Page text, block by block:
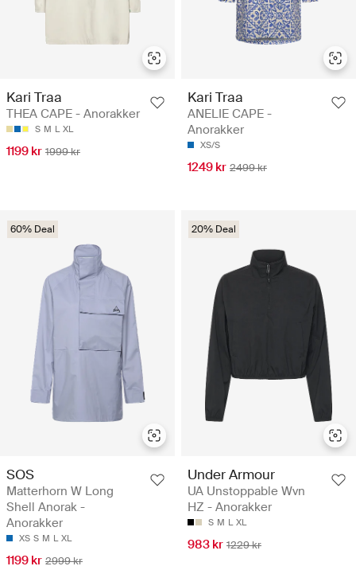
Kari Traa
THEA CAPE - Anorakker
S M L XL
1199 kr 1999 kr
Kari Traa
ANELIE CAPE -
Anorakker
XS/S
1249 kr 2499 kr
60% Deal
SOS
Matterhorn W Long
Shell Anorak -
Anorakker
XS S M L XL
1199 kr 2999 kr
20% Deal
Under Armour
UA Unstoppable Wvn
HZ - Anorakker
S M L XL
983 kr 1229 kr